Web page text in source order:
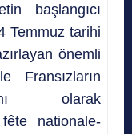
başlangıcı
Temmuz tarihi
önemli
Fransızların
olarak
nationale-